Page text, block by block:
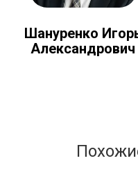
Шануренко
Александрович